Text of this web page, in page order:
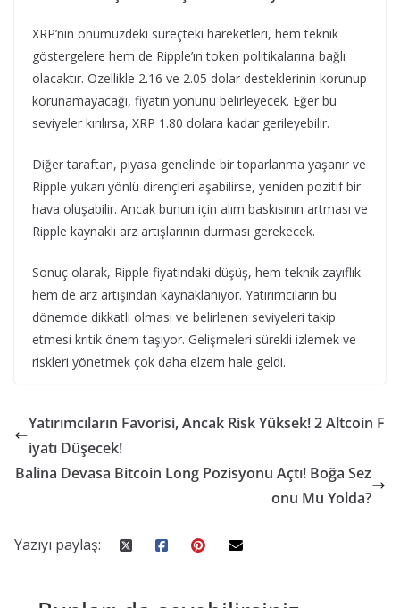
XRP’nin önümüzdeki süreçteki hareketleri, hem teknik
göstergelere hem de Ripple’ın token politikalarına bağlı
olacaktır. Özellikle 2.16 ve 2.05 dolar desteklerinin korunup
korunamayacağı, fiyatın yönünü belirleyecek. Eğer bu
seviyeler kırılırsa, XRP 1.80 dolara kadar gerileyebilir.
Diğer taraftan, piyasa genelinde bir toparlanma yaşanır ve
Ripple yukarı yönlü dirençleri aşabilirse, yeniden pozitif bir
hava oluşabilir. Ancak bunun için alım baskısının artması ve
Ripple kaynaklı arz artışlarının durması gerekecek.
Sonuç olarak, Ripple fiyatındaki düşüş, hem teknik zayıflık
hem de arz artışından kaynaklanıyor. Yatırımcıların bu
dönemde dikkatli olması ve belirlenen seviyeleri takip
etmesi kritik önem taşıyor. Gelişmeleri sürekli izlemek ve
riskleri yönetmek çok daha elzem hale geldi.
Yatırımcıların Favorisi, Ancak Risk Yüksek! 2 Altcoin F
iyatı Düşecek!
Balina Devasa Bitcoin Long Pozisyonu Açtı! Boğa Sez
onu Mu Yolda?
Yazıyı paylaş: